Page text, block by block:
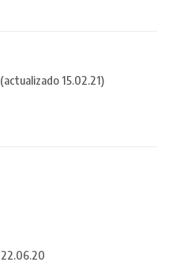
(actualizado 15.02.21)
22.06.20